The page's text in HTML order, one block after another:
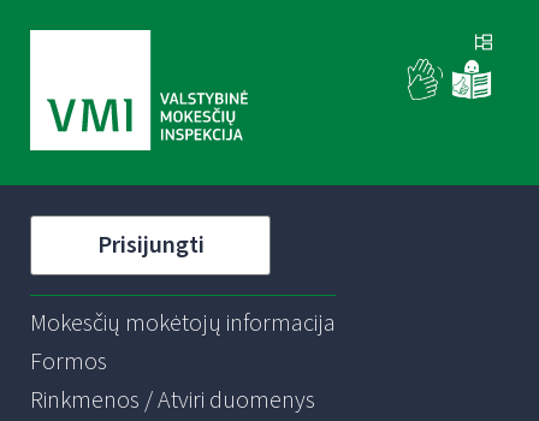
Prisijungti
Mokesčių mokėtojų informacija
Formos
Rinkmenos / Atviri duomenys